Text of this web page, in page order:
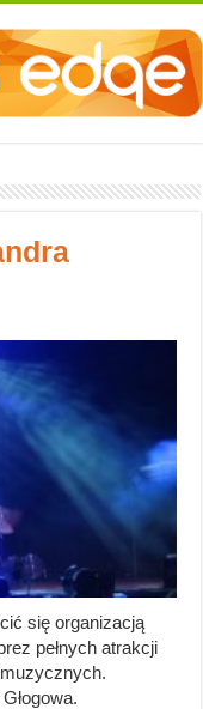
się organizacją
pełnych atrakcji